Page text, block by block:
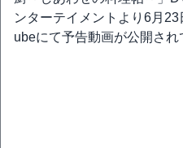
ンターテイメントより6月
ubeにて予告動画が公開され